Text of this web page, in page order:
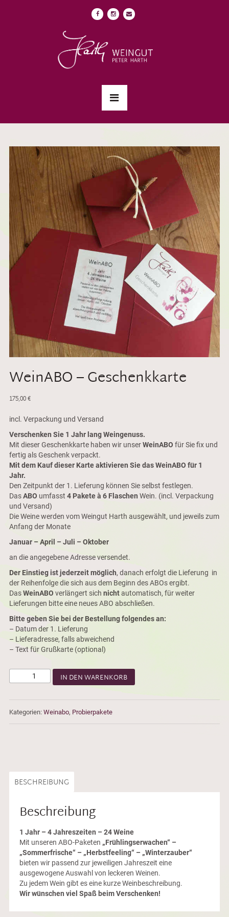
WeinABO – Geschenkkarte
175,00€
incl. Verpackung und Versand
Verschenken Sie 1 Jahr lang Weingenuss.
Mit dieser Geschenkkarte haben wir unserWeinABO für Sie fix und
fertig als Geschenk verpackt.
Mit dem Kauf dieser Karte aktivieren Sie das WeinABO für 1
Jahr.
Den Zeitpunkt der 1. Lieferung können Sie selbst festlegen.
DasABO umfasst 4 Pakete à 6 Flaschen Wein. (incl. Verpackung
und Versand)
Die Weine werden vom Weingut Harth ausgewählt, und jeweils zum
Anfang der Monate
Januar – April – Juli – Oktober
an die angegebene Adresse versendet.
Der Einstieg ist jederzeit möglich, danach erfolgt die Lieferung in
der Reihenfolge die sich aus dem Beginn des ABOs ergibt.
DasWeinABO verlängert sich nichtautomatisch, für weiter
Lieferungen bitte eine neues ABO abschließen.
Bitte geben Sie bei der Bestellung folgendes an:
– Datum der 1. Lieferung
– Lieferadresse, falls abweichend
– Text für Grußkarte (optional)
IN DEN WARENKORB
Kategorien: Weinabo, Probierpakete
BESCHREIBUNG
Beschreibung
1 Jahr – 4 Jahreszeiten – 24 Weine
Mit unseren ABO-Paketen „Frühlingserwachen“ –
„Sommerfrische“ – „Herbstfeeling“ – „Winterzauber“
bieten wir passend zur jeweiligen Jahreszeit eine
ausgewogene Auswahl von leckeren Weinen.
Zu jedem Wein gibt es eine kurze Weinbeschreibung.
Wir wünschen viel Spaß beim Verschenken!